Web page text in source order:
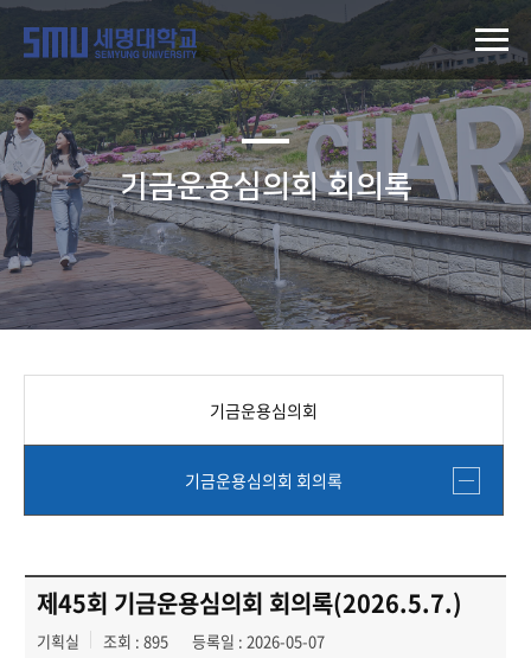
기금운용심의회 회의록
기금운용심의회
기금운용심의회 회의록
제45회 기금운용심의회 회의록(2026.5.7.)
기획실 조회 : 895 등록일 : 2026-05-07